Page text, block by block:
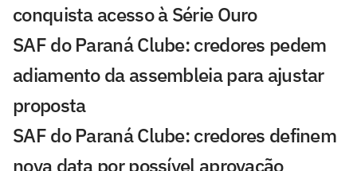
conquista acesso à Série Ouro
SAF do Paraná Clube: credores pedem
adiamento da assembleia para ajustar
proposta
SAF do Paraná Clube: credores definem
nova data por possível aprovação